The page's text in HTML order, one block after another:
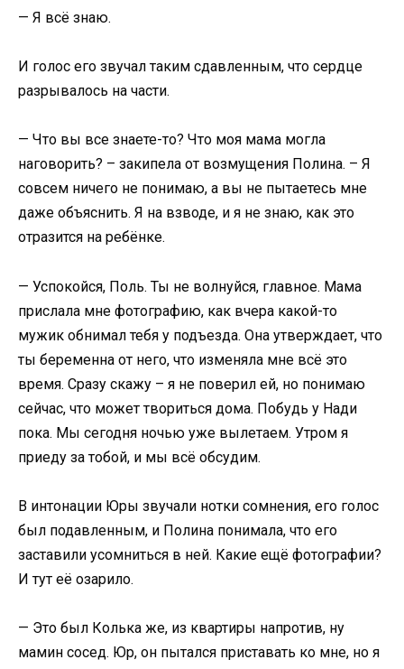
— Я всё знаю.
И голос его звучал таким сдавленным, что сердце
разрывалось на части.
— Что вы все знаете-то? Что моя мама могла
наговорить? – закипела от возмущения Полина. – Я
совсем ничего не понимаю, а вы не пытаетесь мне
даже объяснить. Я на взводе, и я не знаю, как это
отразится на ребёнке.
— Успокойся, Поль. Ты не волнуйся, главное. Мама
прислала мне фотографию, как вчера какой-то
мужик обнимал тебя у подъезда. Она утверждает, что
ты беременна от него, что изменяла мне всё это
время. Сразу скажу – я не поверил ей, но понимаю
сейчас, что может твориться дома. Побудь у Нади
пока. Мы сегодня ночью уже вылетаем. Утром я
приеду за тобой, и мы всё обсудим.
В интонации Юры звучали нотки сомнения, его голос
был подавленным, и Полина понимала, что его
заставили усомниться в ней. Какие ещё фотографии?
И тут её озарило.
— Это был Колька же, из квартиры напротив, ну
мамин сосед. Юр, он пытался приставать ко мне, но я